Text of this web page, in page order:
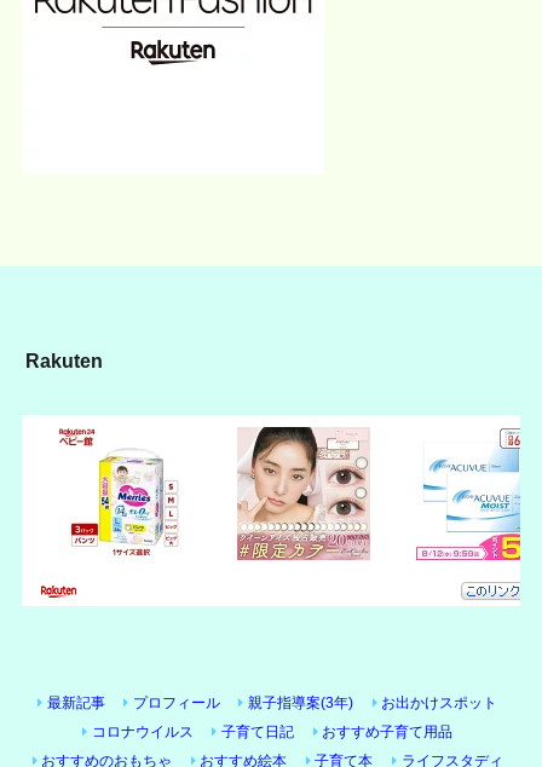
Rakuten
最新記事 プロフィール 親子指導案(3年)
お出かけスポット
コロナウイルス
子育て日記
おすすめ子育て用品
おすすめのおもちゃ
おすすめ絵本 子育て本 ライフスタディ